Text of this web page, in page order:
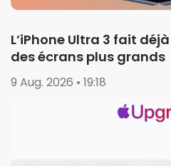
L’iPhone Ultra 3 fait
des écrans plus grands
9 Aug. 2026 • 19:18